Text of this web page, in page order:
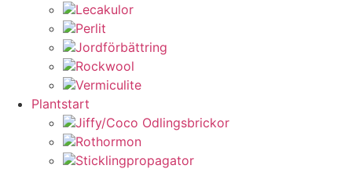
Lecakulor
Perlit
Jordförbättring
Rockwool
Vermiculite
Plantstart
Jiffy/Coco Odlingsbrickor
Rothormon
Sticklingpropagator